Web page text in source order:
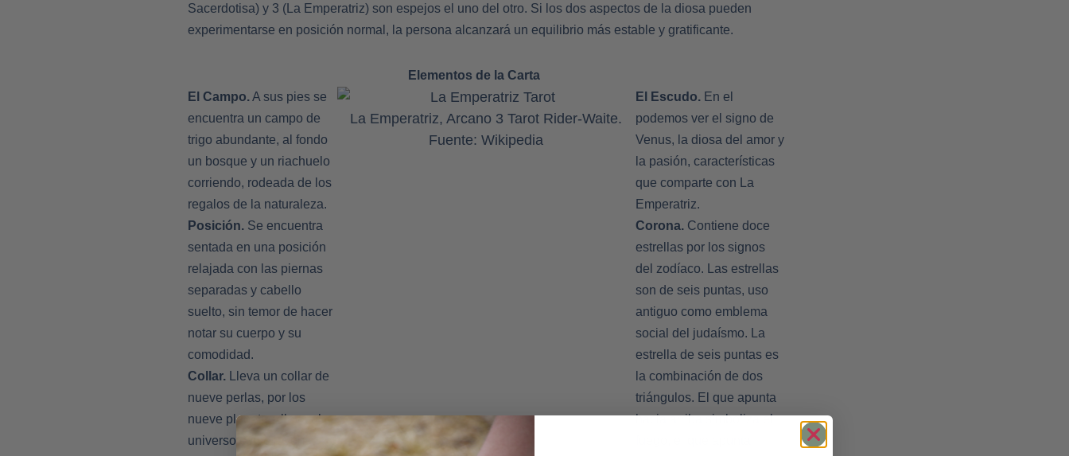
Sacerdotisa) y 3 (La Emperatriz) son espejos el uno del otro. Si los dos aspectos de la diosa pueden
experimentarse en posición normal, la persona alcanzará un equilibrio más estable y gratificante.
Elementos de la Carta
El Campo.A sus pies se
encuentra un campo de
trigo abundante, al fondo
un bosque y un riachuelo
corriendo, rodeada de los
regalos de la naturaleza.
Posición. Se encuentra
sentada en una posición
relajada con las piernas
separadas y cabello
suelto, sin temor de hacer
notar su cuerpo y su
comodidad.
Collar. Lleva un collar de
nueve perlas, por los
nueve planetas, lleva al
universo como joyería.
La Emperatriz, Arcano 3 Tarot Rider-Waite.
Fuente: Wikipedia
El Escudo.En el
podemos ver el signo de
Venus, la diosa del amor y
la pasión, características
que comparte con La
Emperatriz.
Corona.Contiene doce
estrellas por los signos
del zodíaco. Las estrellas
son de seis puntas, uso
antiguo como emblema
social del judaísmo. La
estrella de seis puntas es
la combinación de dos
triángulos. El que apunta
hacia arriba simboliza el